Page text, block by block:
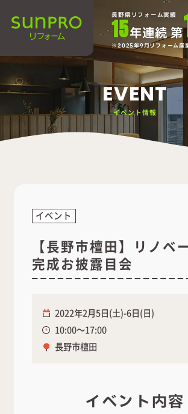
長野県リフォーム実績
15年連続 第
2025年9月リフォーム産
EVENT
イベント情報
イベント
【長野市檀田】リノベ
完成お披露目会
2022年2月5日(土)-6日(日)
10:00～17:00
長野市檀田
イベント内容